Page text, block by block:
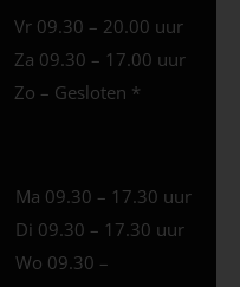
Vr 09.30 – 20.00 uur
Za 09.30 – 17.00 uur
Zo – Gesloten *
Ma 09.30 – 17.30 uur
Di 09.30 – 17.30 uur
Wo 09.30 –